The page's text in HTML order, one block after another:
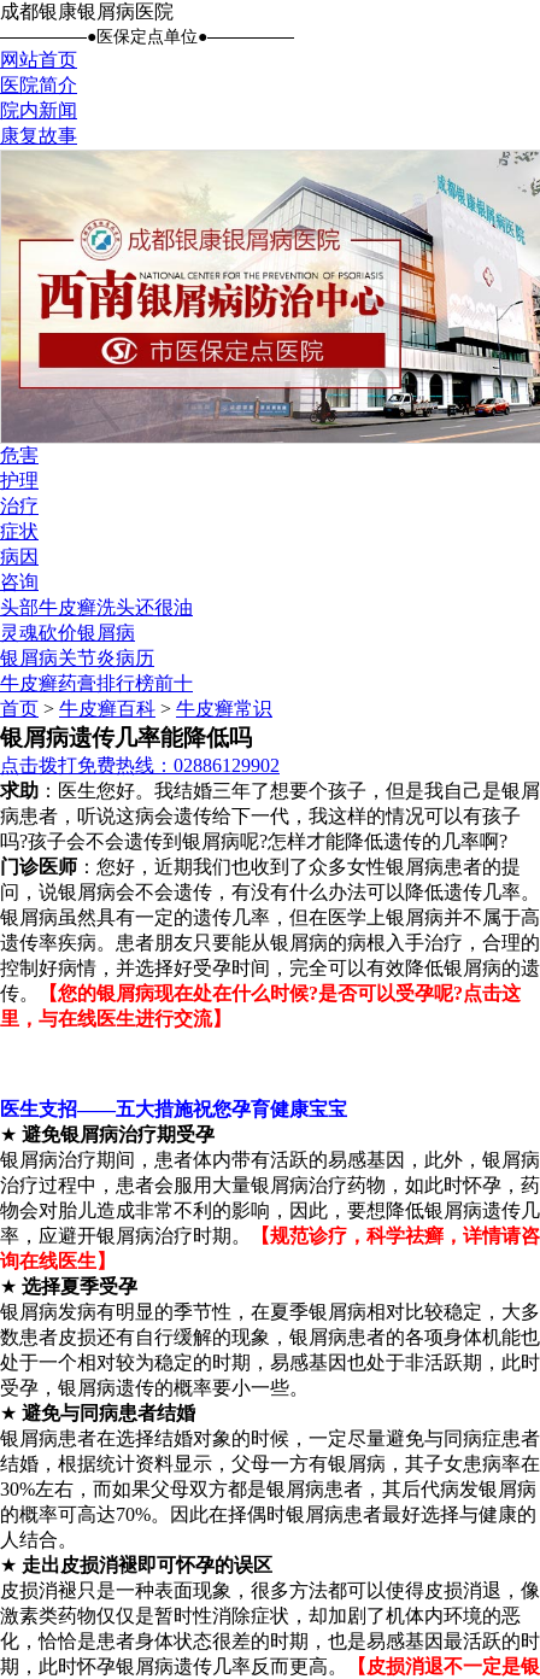
成都银康银屑病医院
●医保定点单位●
网站首页
医院简介
院内新闻
康复故事
危害
护理
治疗
症状
病因
咨询
头部牛皮癣洗头还很油
灵魂砍价银屑病
银屑病关节炎病历
牛皮癣药膏排行榜前十
首页 > 牛皮癣百科 > 牛皮癣常识
银屑病遗传几率能降低吗
点击拨打免费热线：02886129902
求助 ：医生您好。我结婚三年了想要个孩子，但是我自己是银屑
病患者，听说这病会遗传给下一代，我这样的情况可以有孩子
吗?孩子会不会遗传到银屑病呢?怎样才能降低遗传的几率啊?
门诊医师 ：您好，近期我们也收到了众多女性银屑病患者的提
问，说银屑病会不会遗传，有没有什么办法可以降低遗传几率。
银屑病虽然具有一定的遗传几率，但在医学上银屑病并不属于高
遗传率疾病。患者朋友只要能从银屑病的病根入手治疗，合理的
控制好病情，并选择好受孕时间，完全可以有效降低银屑病的遗
传。
【您的银屑病现在处在什么时候?是否可以受孕呢?点击这
里，与在线医生进行交流】
医生支招——五大措施祝您孕育健康宝宝
★ 避免银屑病治疗期受孕
银屑病治疗期间，患者体内带有活跃的易感基因，此外，银屑病
治疗过程中，患者会服用大量银屑病治疗药物，如此时怀孕，药
物会对胎儿造成非常不利的影响，因此，要想降低银屑病遗传几
率，应避开银屑病治疗时期。
【规范诊疗，科学祛癣，详情请咨
询在线医生】
★ 选择夏季受孕
银屑病发病有明显的季节性，在夏季银屑病相对比较稳定，大多
数患者皮损还有自行缓解的现象，银屑病患者的各项身体机能也
处于一个相对较为稳定的时期，易感基因也处于非活跃期，此时
受孕，银屑病遗传的概率要小一些。
★ 避免与同病患者结婚
银屑病患者在选择结婚对象的时候，一定尽量避免与同病症患者
结婚，根据统计资料显示，父母一方有银屑病，其子女患病率在
30%左右，而如果父母双方都是银屑病患者，其后代病发银屑病
的概率可高达70%。因此在择偶时银屑病患者最好选择与健康的
人结合。
★ 走出皮损消褪即可怀孕的误区
皮损消褪只是一种表面现象，很多方法都可以使得皮损消退，像
激素类药物仅仅是暂时性消除症状，却加剧了机体内环境的恶
化，恰恰是患者身体状态很差的时期，也是易感基因最活跃的时
期，此时怀孕银屑病遗传几率反而更高。
【皮损消退不一定是银